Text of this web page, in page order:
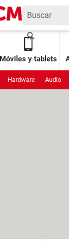
Móviles y tablets
Hardware Audio